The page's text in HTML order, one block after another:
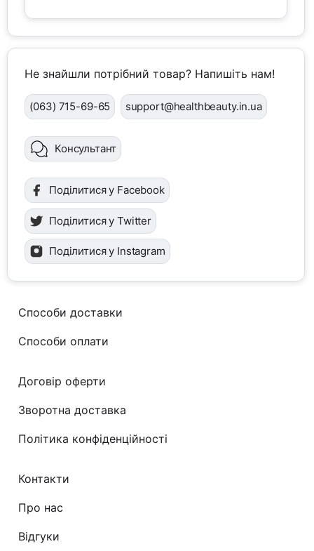
Не знайшли потрібний товар? Напишіть нам!
(063) 715-69-65 support@healthbeauty.in.ua
Консультант
Поділитися у Facebook
Поділитися у Twitter
Поділитися у Instagram
Способи доставки
Способи оплати
Договір оферти
Зворотна доставка
Політика конфіденційності
Контакти
Про нас
Відгуки